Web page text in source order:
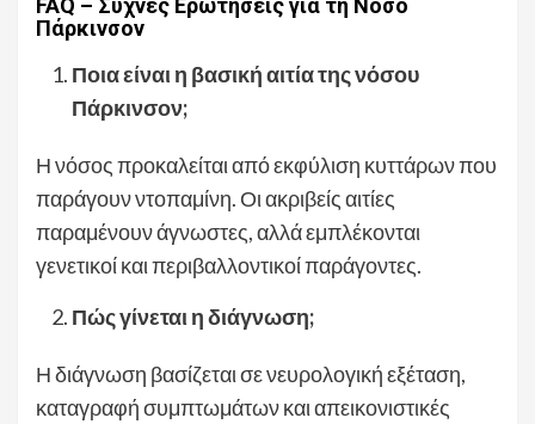
FAQ – Συχνές Ερωτήσεις για τη Νόσο
Πάρκινσον
Ποια είναι η βασική αιτία της νόσου
Πάρκινσον;
Η νόσος προκαλείται από εκφύλιση κυττάρων που
παράγουν ντοπαμίνη. Οι ακριβείς αιτίες
παραμένουν άγνωστες, αλλά εμπλέκονται
γενετικοί και περιβαλλοντικοί παράγοντες.
Πώς γίνεται η διάγνωση;
Η διάγνωση βασίζεται σε νευρολογική εξέταση,
καταγραφή συμπτωμάτων και απεικονιστικές